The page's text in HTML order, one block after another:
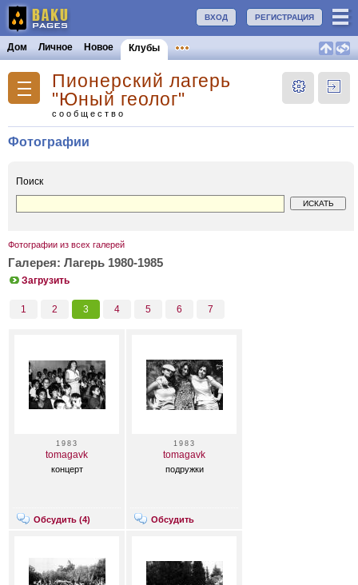
РЕГИСТРАЦИЯ
ВХОД
Дом Личное Новое Клубы
Пионерский лагерь
"Юный геолог"
сообщество
Фотографии
Поиск
Фотографии из всех галерей
Галерея: Лагерь 1980-1985
Загрузить
1 2 3 4 5 6 7
1983
tomagavk
концерт
Обсудить (4)
1983
tomagavk
подружки
Обсудить